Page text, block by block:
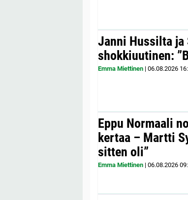
Janni Hussilta
shokkiuutinen:
Emma Miettinen | 06.08.2026
Eppu Normaali
kertaa – Martti
sitten oli”
Emma Miettinen | 06.08.2026